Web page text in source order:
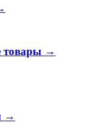
товары →
→